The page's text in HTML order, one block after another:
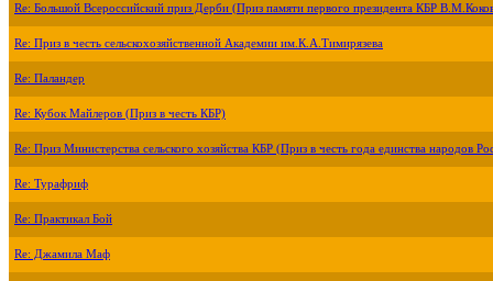
Re: Большой Всероссийский приз Дерби (Приз памяти первого президента КБР
Re: Приз в честь сельскохозяйственной Академии им.К.А.Тимирязева
Re: Паландер
Re: Кубок Майлеров (Приз в честь КБР)
Re: Приз Министерства сельского хозяйства КБР (Приз в честь года единства народов
Re: Турафриф
Re: Практикал Бой
Re: Джамила Маф